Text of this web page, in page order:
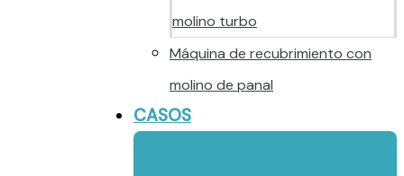
molino turbo
Máquina de recubrimiento con
molino de panal
CASOS